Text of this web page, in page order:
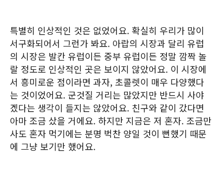
특별히 인상적인 것은 없었어요. 확실히 우리가 많이
서구화되어서 그런가 봐요. 아랍의 시장과 달리 유럽
의 시장은 발칸 유럽이든 중부 유럽이든 정말 깜짝 놀
랄 정도로 인상적인 곳은 보이지 않았어요. 이 시장에
서 흥미로운 점이라면 과자, 초콜렛이 매우 다양했다
는 것이었어요. 군것질 거리는 많았지만 반드시 사야
겠다는 생각이 들지는 않았어요. 친구와 같이 갔다면
아마 조금 샀을 거에요. 하지만 지금은 저 혼자. 조금만
사도 혼자 먹기에는 분명 벅찬 양일 것이 뻔했기 때문
에 그냥 보기만 했어요.